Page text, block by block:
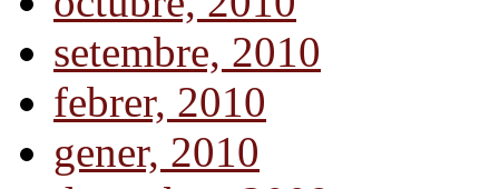
setembre, 2010
febrer, 2010
gener, 2010